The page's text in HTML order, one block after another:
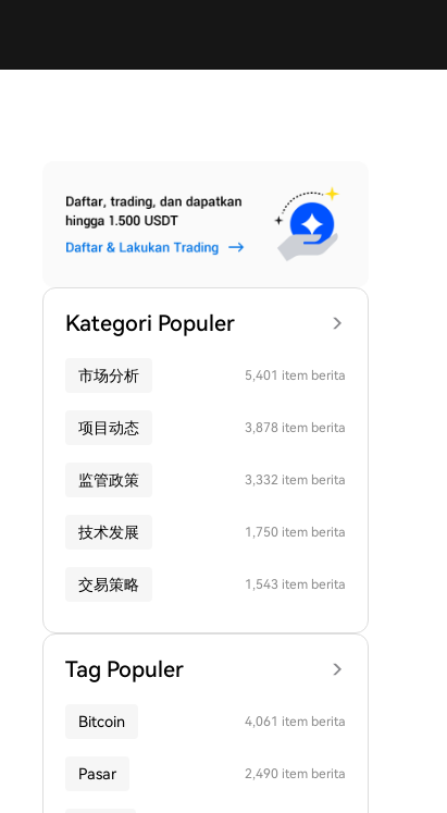
Kategori Populer
市场分析 5,401 item berita
项目动态 3,878 item berita
监管政策 3,332 item berita
技术发展 1,750 item berita
交易策略 1,543 item berita
Tag Populer
Bitcoin 4,061 item berita
Pasar 2,490 item berita